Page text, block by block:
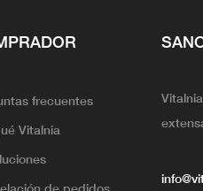
frecuentes
Vitalnia